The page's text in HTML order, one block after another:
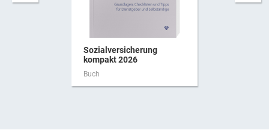
Sozialversicherung
kompakt 2026
Buch